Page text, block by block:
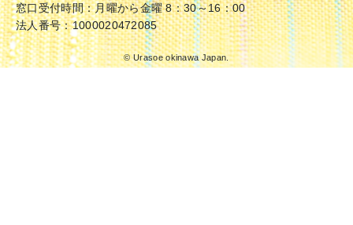
窓口受付時間：月曜から金曜 8：30～16：00
法人番号：1000020472085
© Urasoe okinawa Japan.